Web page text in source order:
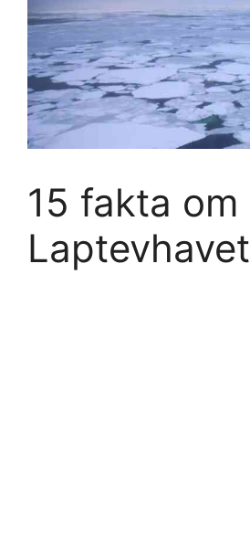
15 fakta om
Laptevhavet